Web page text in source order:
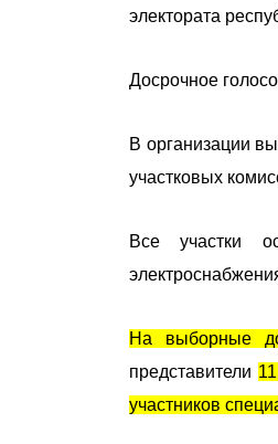
электората
Досрочное
В организации
участковых
Все участки
На выборные
представители
участников